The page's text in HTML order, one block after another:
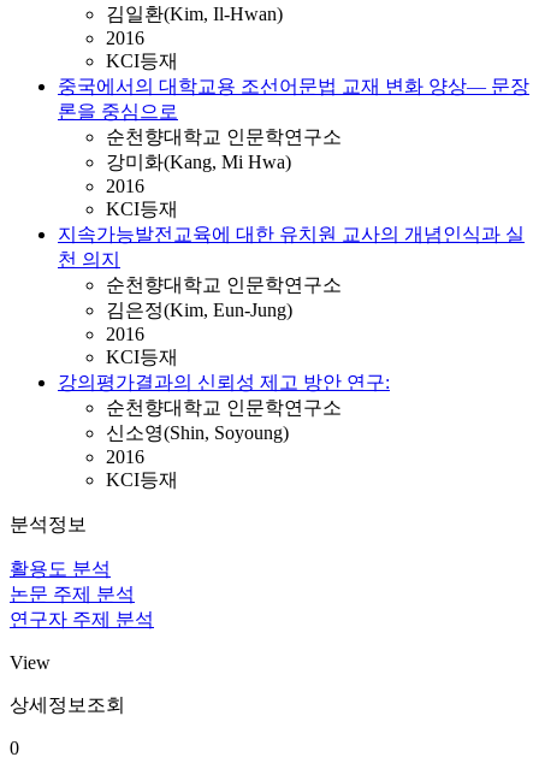
김일환(Kim, Il-Hwan)
2016
KCI등재
중국에서의 대학교용 조선어문법 교재 변화 양상― 문장
론을 중심으로
순천향대학교 인문학연구소
강미화(Kang, Mi Hwa)
2016
KCI등재
지속가능발전교육에 대한 유치원 교사의 개념인식과 실
천 의지
순천향대학교 인문학연구소
김은정(Kim, Eun-Jung)
2016
KCI등재
강의평가결과의 신뢰성 제고 방안 연구:
순천향대학교 인문학연구소
신소영(Shin, Soyoung)
2016
KCI등재
분석정보
활용도 분석
논문 주제 분석
연구자 주제 분석
View
상세정보조회
0